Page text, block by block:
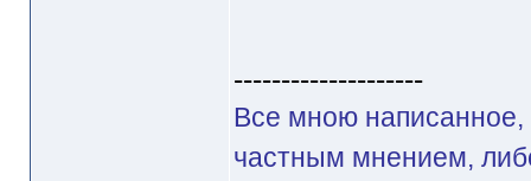
--------------------
Все мною написанное,
частным мнением,